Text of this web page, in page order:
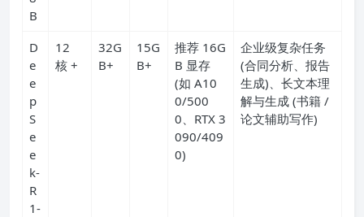
B
D
e
e
p
S
e
e
k-
R
1-
12
核 +
32G
B+
15G
B+
推荐 16G
B 显存
(如 A10
0/500
0、RTX 3
090/409
0)
企业级复杂任务
(合同分析、报告
生成)、长文本理
解与生成 (书籍 /
论文辅助写作)